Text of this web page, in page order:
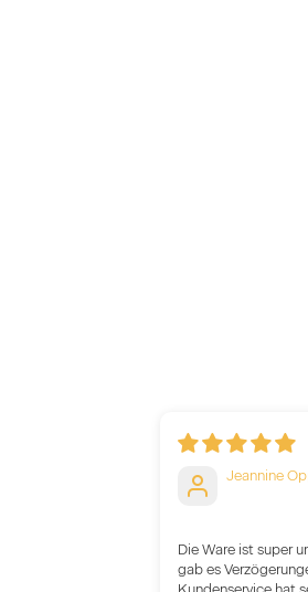
Jeannine
Die Ware ist super
gab es